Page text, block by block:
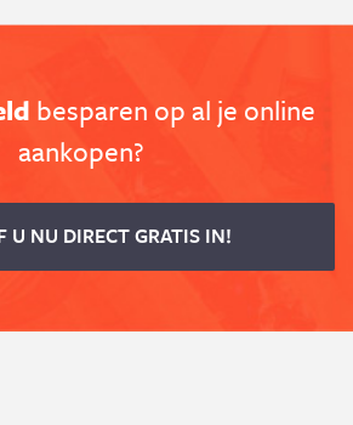
besparen op al je online
aankopen?
U NU DIRECT GRATIS IN!